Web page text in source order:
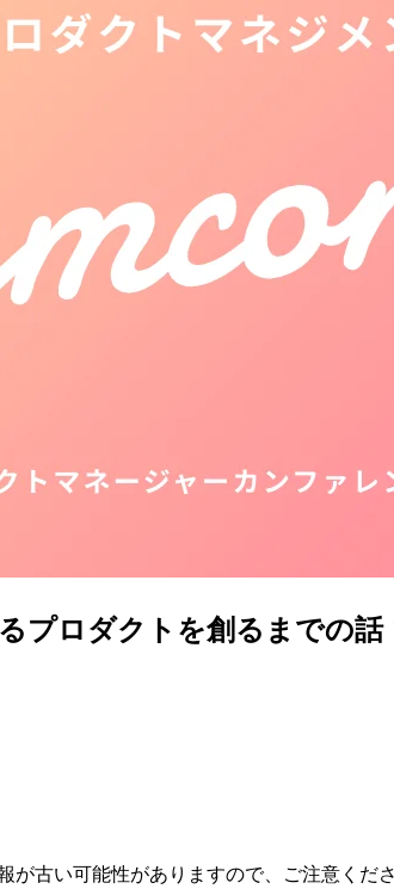
プロダクトを創るまでの
古い可能性がありますので、ご注意くださ